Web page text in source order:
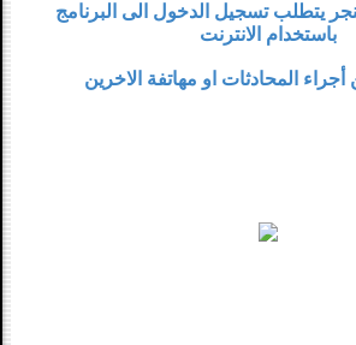
يتطلب تسجيل الدخول الى البرنامج
باستخدام الانترنت
المحادثات او مهاتفة الاخرين